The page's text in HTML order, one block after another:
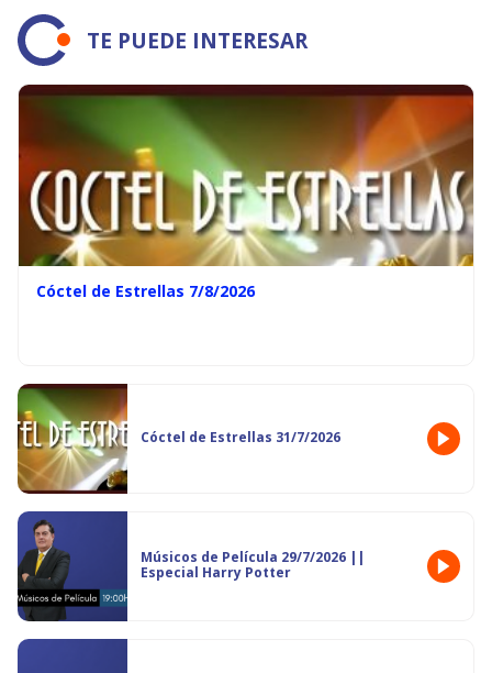
TE PUEDE INTERESAR
Cóctel de Estrellas 7/8/2026
Cóctel de Estrellas 31/7/2026
Músicos de Película 29/7/2026 ||
Especial Harry Potter